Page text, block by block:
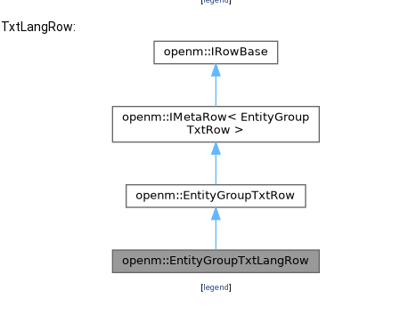
[legend]